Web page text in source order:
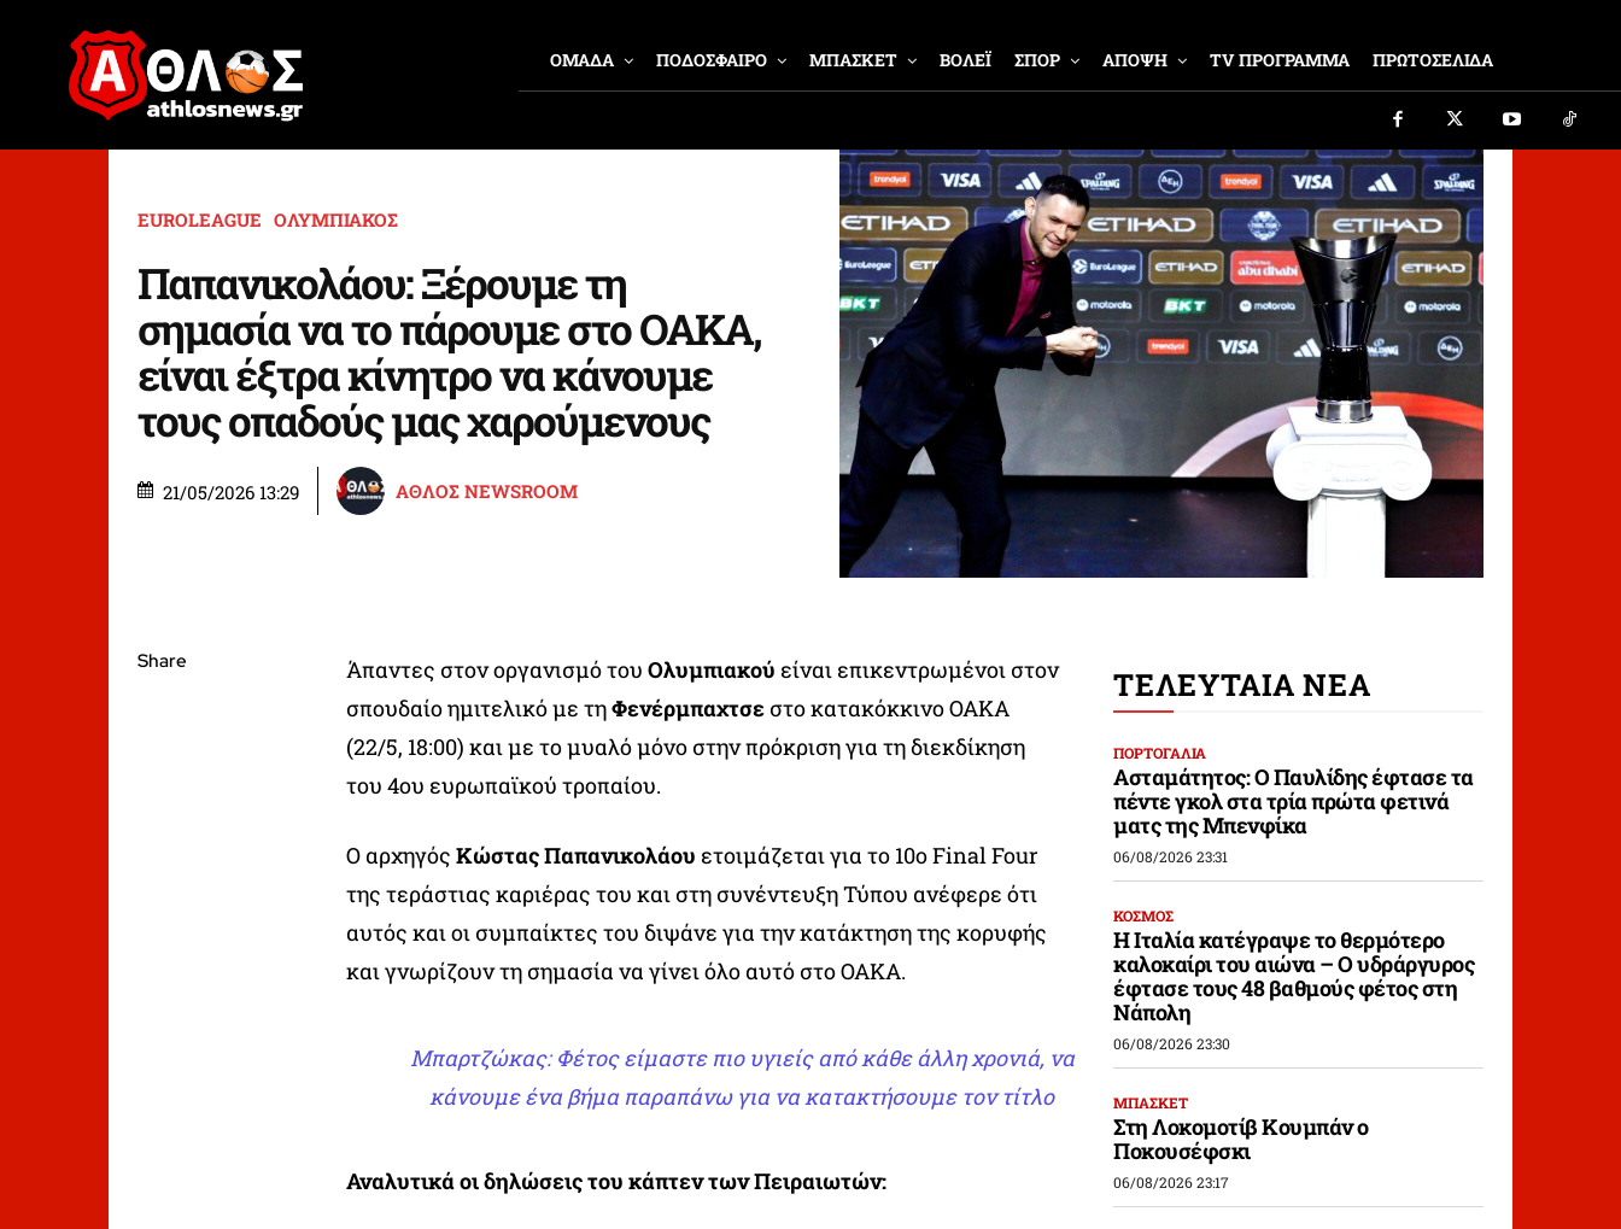
ΟΜΑΔΑ ΠΟΔΟΣΦΑΙΡΟ ΜΠΑΣΚΕΤ ΒΟΛΕΪ ΣΠΟΡ ΑΠΟΨΗ TV ΠΡΟΓΡΑΜΜΑ ΠΡΩΤΟΣΕΛΙΔΑ
EUROLEAGUE ΟΛΥΜΠΙΑΚΟΣ
Παπανικολάου: Ξέρουμε τη
σημασία να το πάρουμε στο ΟΑΚΑ,
είναι έξτρα κίνητρο να κάνουμε
τους οπαδούς μας χαρούμενους
21/05/2026 13:29 ΑΘΛΟΣ NEWSROOM
Share Άπαντες στον οργανισμό τουΟλυμπιακού είναι επικεντρωμένοι στον
σπουδαίο ημιτελικό με τηΦενέρμπαχτσε στο κατακόκκινο ΟΑΚΑ
(22/5, 18:00) και με το μυαλό μόνο στην πρόκριση για τη διεκδίκηση
του 4ου ευρωπαϊκού τροπαίου.
Ο αρχηγόςΚώστας Παπανικολάου ετοιμάζεται για το 10ο Final Four
της τεράστιας καριέρας του και στη συνέντευξη Τύπου ανέφερε ότι
αυτός και οι συμπαίκτες του διψάνε για την κατάκτηση της κορυφής
και γνωρίζουν τη σημασία να γίνει όλο αυτό στο ΟΑΚΑ.
Μπαρτζώκας: Φέτος είμαστε πιο υγιείς από κάθε άλλη χρονιά, να
κάνουμε ένα βήμα παραπάνω για να κατακτήσουμε τον τίτλο
Αναλυτικά οι δηλώσεις του κάπτεν των Πειραιωτών:
ΤΕΛΕΥΤΑΙΑ ΝΕΑ
ΠΟΡΤΟΓΑΛΙΑ
Ασταμάτητος: Ο Παυλίδης έφτασε τα
πέντε γκολ στα τρία πρώτα φετινά
ματς της Μπενφίκα
06/08/2026 23:31
ΚΟΣΜΟΣ
Η Ιταλία κατέγραψε το θερμότερο
καλοκαίρι του αιώνα – Ο υδράργυρος
έφτασε τους 48 βαθμούς φέτος στη
Νάπολη
06/08/2026 23:30
ΜΠΑΣΚΕΤ
Στη Λοκομοτίβ Κουμπάν ο
Ποκουσέφσκι
06/08/2026 23:17